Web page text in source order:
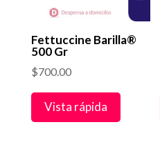
Fettuccine Barilla®
500 Gr
$700.00
Vista rápida